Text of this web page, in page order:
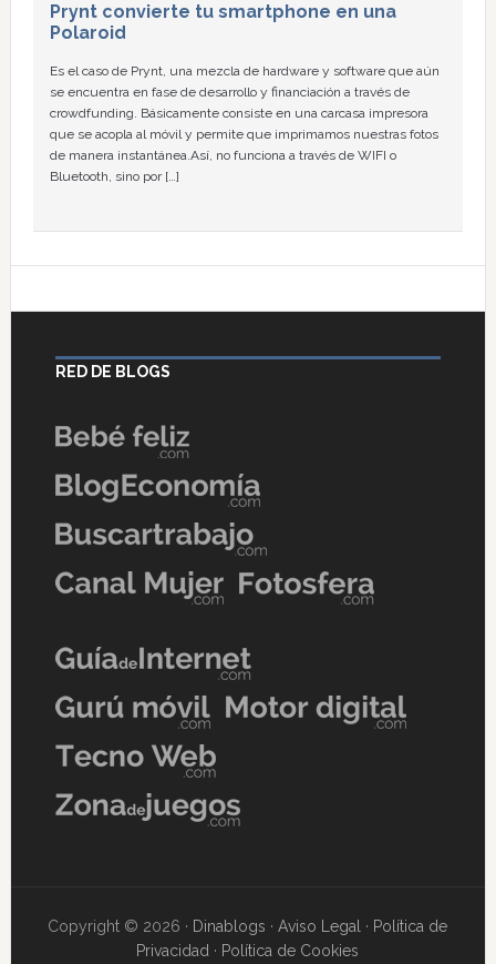
Prynt convierte tu smartphone en una
Polaroid
Es el caso de Prynt, una mezcla de hardware y software que aún
se encuentra en fase de desarrollo y financiación a través de
crowdfunding. Básicamente consiste en una carcasa impresora
que se acopla al móvil y permite que imprimamos nuestras fotos
de manera instantánea.Así, no funciona a través de WIFI o
Bluetooth, sino por […]
RED DE BLOGS
Copyright © 2026 · Dinablogs ·Aviso Legal · Política de
Privacidad · Política de Cookies